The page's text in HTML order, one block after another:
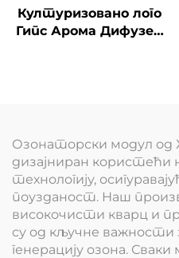
Културизовано лого
Гипс Арома Дифузер
Озонаторски модул од
дизајниран користећи
технологију,
поузданост. Наш
високочисти кварц и
су од кључне
генерацију озона.